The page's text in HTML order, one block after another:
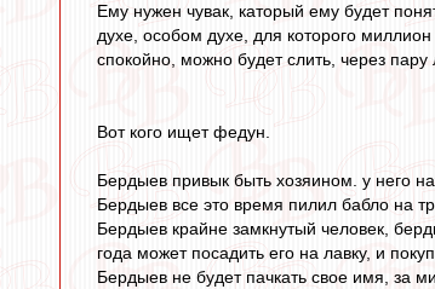
Ему нужен чувак, каторый ему будет
духе, особом духе, для которого
спокойно, можно будет слить, через пару
Вот кого ищет федун.
Бердыев привык быть хозяином. у него
Бердыев все это время пилил бабло на
Бердыев крайне замкнутый человек,
года может посадить его на лавку, и
Бердыев не будет пачкать свое имя, за